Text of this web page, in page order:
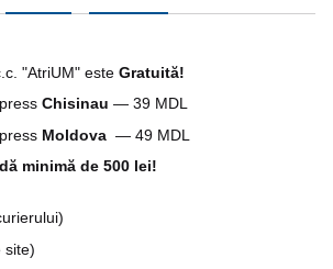
"AtriUM" este Gratuită!
Chisinau — 39 MDL
Moldova — 49 MDL
minimă de 500 lei!
site)